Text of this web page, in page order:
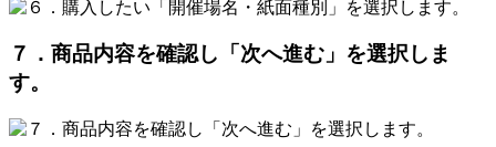
７．商品内容を確認し「次へ進む」を選択しま
す。